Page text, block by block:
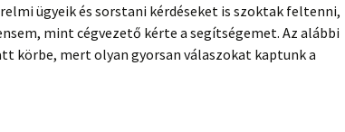
Megvásárolható
hanganyagok – régebbi
foglalkozások
ügyeik és sorstani kérdéseket is szoktak feltenni,
mint cégvezető kérte a segítségemet. Az alábbi
körbe, mert olyan gyorsan válaszokat kaptunk a